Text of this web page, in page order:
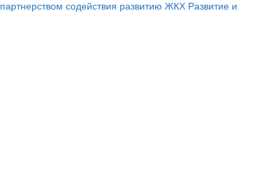
содействия развитию ЖКХ Развитие и